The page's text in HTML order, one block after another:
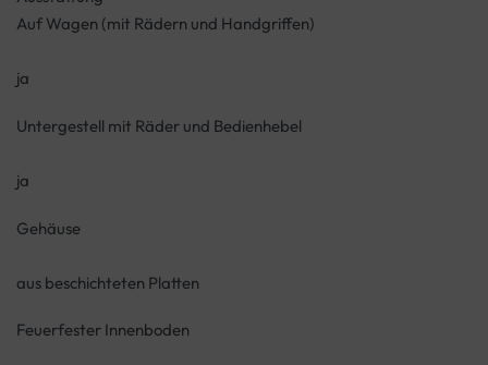
Auf Wagen (mit Rädern und Handgriffen)
ja
Untergestell mit Räder und Bedienhebel
ja
Gehäuse
aus beschichteten Platten
Feuerfester Innenboden